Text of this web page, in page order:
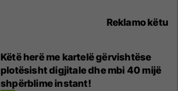
Reklamo këtu
Këtë herë me kartelë gërvishtëse
plotësisht digjitale dhe mbi 40 mijë
shpërblime instant!